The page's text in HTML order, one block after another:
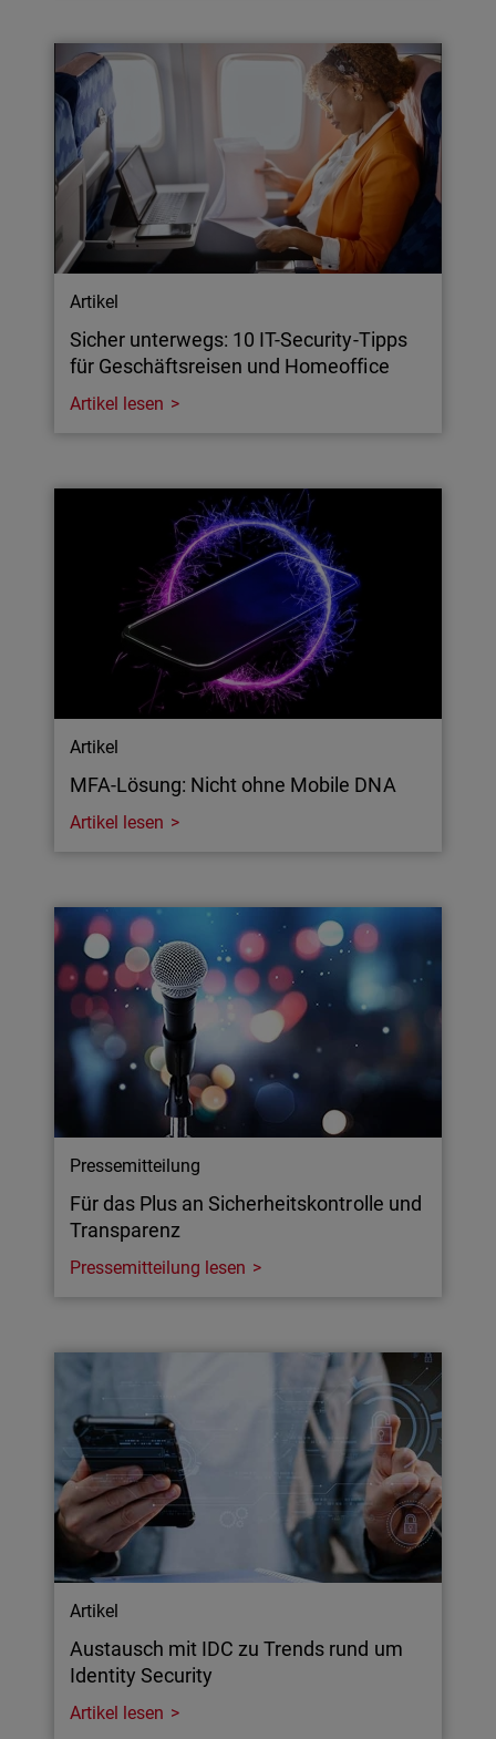
Artikel
Sicher unterwegs: 10 IT-Security-Tipps
für Geschäftsreisen und Homeoffice
Artikel lesen
Artikel
MFA-Lösung: Nicht ohne Mobile DNA
Artikel lesen
Pressemitteilung
Für das Plus an Sicherheitskontrolle und
Transparenz
Pressemitteilung lesen
Artikel
Austausch mit IDC zu Trends rund um
Identity Security
Artikel lesen